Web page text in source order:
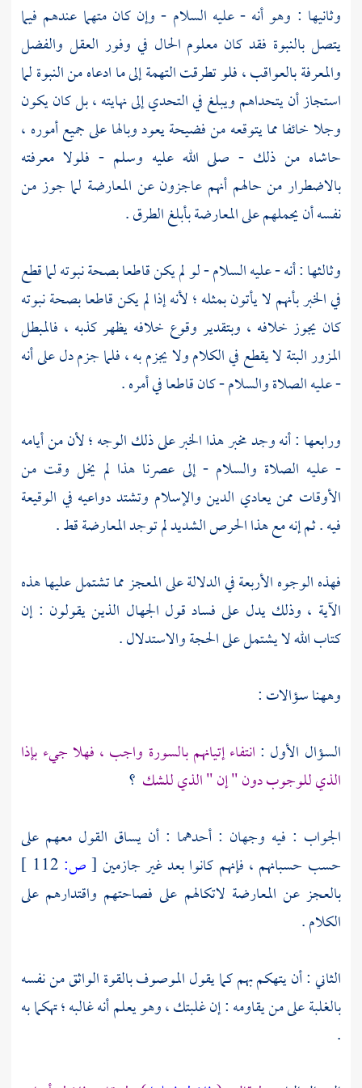
وثانيها : وهو أنه - عليه السلام - وإن كان متهما عندهم فيما
يتصل بالنبوة فقد كان معلوم الحال في وفور العقل والفضل
والمعرفة بالعواقب ، فلو تطرقت التهمة إلى ما ادعاه من النبوة لما
استجاز أن يتحداهم ويبلغ في التحدي إلى نهايته ، بل كان يكون
وجلا خائفا مما يتوقعه من فضيحة يعود وبالها على جميع أموره ،
حاشاه من ذلك - صلى الله عليه وسلم - فلولا معرفته
بالاضطرار من حالهم أنهم عاجزون عن المعارضة لما جوز من
نفسه أن يحملهم على المعارضة بأبلغ الطرق .
وثالثها : أنه - عليه السلام - لو لم يكن قاطعا بصحة نبوته لما قطع
في الخبر بأنهم لا يأتون بمثله ؛ لأنه إذا لم يكن قاطعا بصحة نبوته
كان يجوز خلافه ، وبتقدير وقوع خلافه يظهر كذبه ، فالمبطل
المزور البتة لا يقطع في الكلام ولا يجزم به ، فلما جزم دل على أنه
- عليه الصلاة والسلام - كان قاطعا في أمره .
ورابعها : أنه وجد مخبر هذا الخبر على ذلك الوجه ؛ لأن من أيامه
- عليه الصلاة والسلام - إلى عصرنا هذا لم يخل وقت من
الأوقات ممن يعادي الدين والإسلام وتشتد دواعيه في الوقيعة
فيه . ثم إنه مع هذا الحرص الشديد لم توجد المعارضة قط .
فهذه الوجوه الأربعة في الدلالة على المعجز مما تشتمل عليها هذه
الآية ، وذلك يدل على فساد قول الجهال الذين يقولون : إن
كتاب الله لا يشتمل على الحجة والاستدلال .
وههنا سؤالات :
السؤال الأول : انتفاء إتيانهم بالسورة واجب ، فهلا جيء بإذا
الذي للوجوب دون " إن " الذي للشك ؟
الجواب : فيه وجهان : أحدهما : أن يساق القول معهم على
حسب حسبانهم ، فإنهم كانوا بعد غير جازمين [ص:
بالعجز عن المعارضة لاتكالهم على فصاحتهم واقتدارهم على
الكلام .
الثاني : أن يتهكم بهم كما يقول الموصوف بالقوة الواثق من نفسه
بالغلبة على من يقاومه : إن غلبتك ، وهو يعلم أنه غالبه ؛ تهكما به
.